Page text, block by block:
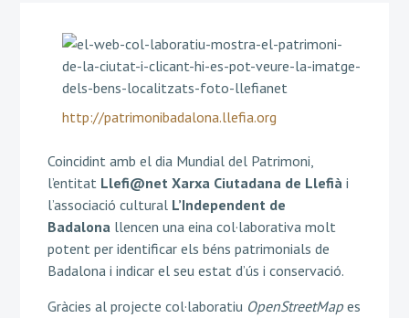
http://patrimonibadalona.llefia.org
Coincidint amb el dia Mundial del Patrimoni,
l’entitatLlefi@net Xarxa Ciutadana de Llefiài
l’associació cultural L’Independent de
Badalonallencen una eina col·laborativa molt
potent per identificar els béns patrimonials de
Badalona i indicar el seu estat d’ús i conservació.
Gràcies al projecte col·laboratiuOpenStreetMapes